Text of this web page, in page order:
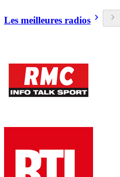
Les meilleures radios